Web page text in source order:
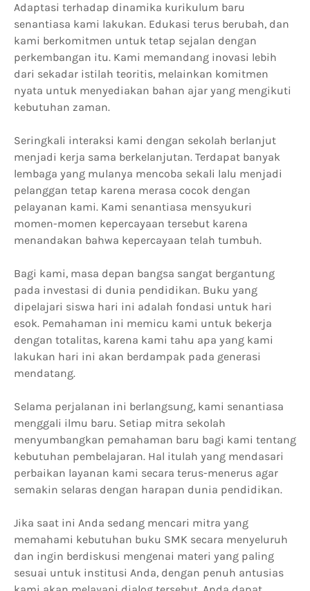
Adaptasi terhadap dinamika kurikulum baru
senantiasa kami lakukan. Edukasi terus berubah, dan
kami berkomitmen untuk tetap sejalan dengan
perkembangan itu. Kami memandang inovasi lebih
dari sekadar istilah teoritis, melainkan komitmen
nyata untuk menyediakan bahan ajar yang mengikuti
kebutuhan zaman.
Seringkali interaksi kami dengan sekolah berlanjut
menjadi kerja sama berkelanjutan. Terdapat banyak
lembaga yang mulanya mencoba sekali lalu menjadi
pelanggan tetap karena merasa cocok dengan
pelayanan kami. Kami senantiasa mensyukuri
momen-momen kepercayaan tersebut karena
menandakan bahwa kepercayaan telah tumbuh.
Bagi kami, masa depan bangsa sangat bergantung
pada investasi di dunia pendidikan. Buku yang
dipelajari siswa hari ini adalah fondasi untuk hari
esok. Pemahaman ini memicu kami untuk bekerja
dengan totalitas, karena kami tahu apa yang kami
lakukan hari ini akan berdampak pada generasi
mendatang.
Selama perjalanan ini berlangsung, kami senantiasa
menggali ilmu baru. Setiap mitra sekolah
menyumbangkan pemahaman baru bagi kami tentang
kebutuhan pembelajaran. Hal itulah yang mendasari
perbaikan layanan kami secara terus-menerus agar
semakin selaras dengan harapan dunia pendidikan.
Jika saat ini Anda sedang mencari mitra yang
memahami kebutuhan buku SMK secara menyeluruh
dan ingin berdiskusi mengenai materi yang paling
sesuai untuk institusi Anda, dengan penuh antusias